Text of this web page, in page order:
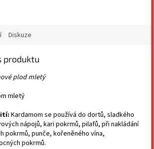
Diskuze
produktu
plod mletý
mletý
Kardamom se používá do dortů, sladkého
nápojů, kari pokrmů, pilafů, při nakládání
pokrmů, punče, kořeněného vína,
pokrmů.